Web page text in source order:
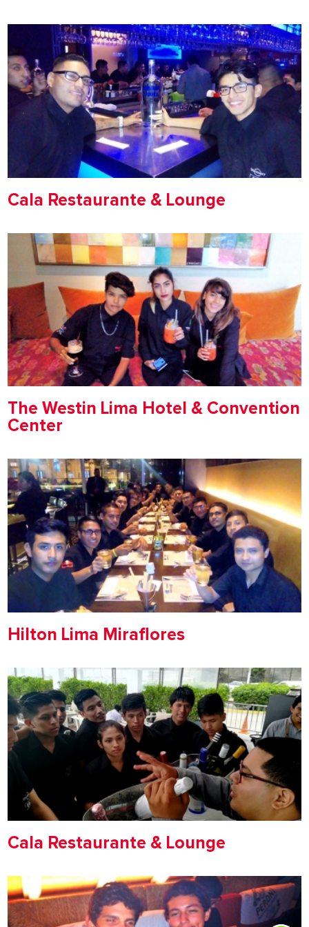
Cala Restaurante & Lounge
The Westin Lima Hotel & Convention
Center
Hilton Lima Miraflores
Cala Restaurante & Lounge